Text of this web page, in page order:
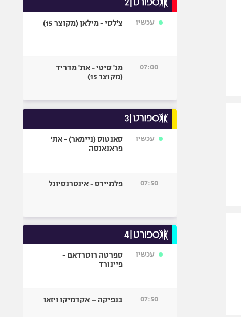
ספורט מוטורי
בייסבול MLB
גיימינג E-Sports
עכשיו צ'לסי - מילאן (מקוצר 15)
07:00
מנ' סיטי - את' מדריד
(מקוצר 15)
עכשיו
סאנטוס (ניימאר) - את'
פראנאנסה
07:50 פלמיירס - אינטרנסיונל
עכשיו
ספרטה רוטרדאם -
פיינורד
07:50 בנפיקה – אקדמיקו ויזאו